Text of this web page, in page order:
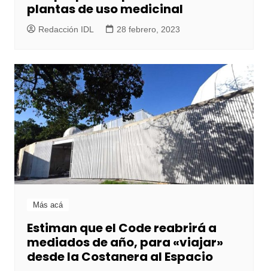
plantas de uso medicinal
Redacción IDL 28 febrero, 2023
Más acá
Estiman que el Code reabrirá a
mediados de año, para «viajar»
desde la Costanera al Espacio